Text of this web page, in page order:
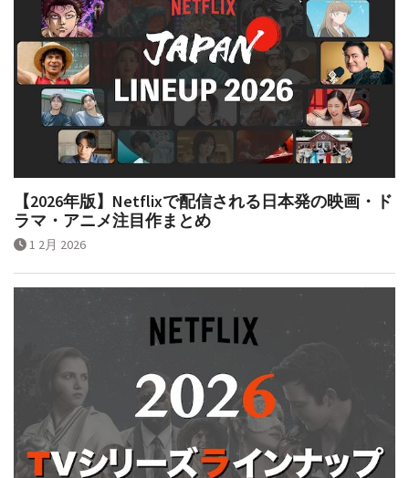
【2026年版】Netflixで配信される日本発の映画・ド
ラマ・アニメ注目作まとめ
1 2月 2026